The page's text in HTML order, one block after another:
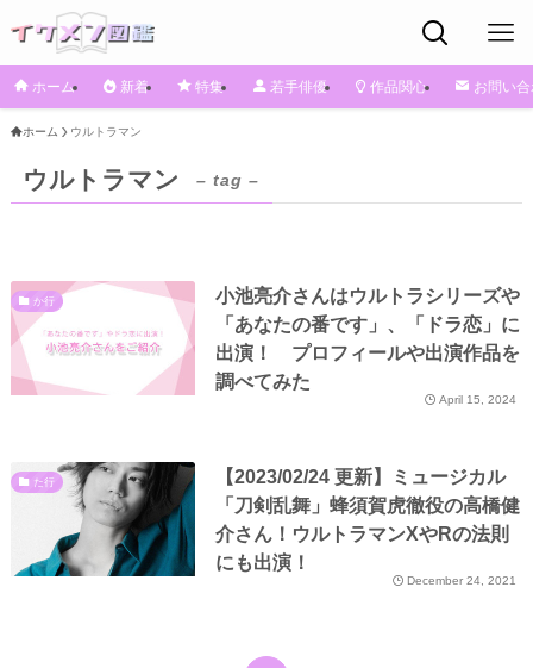
ホーム 新着 特集 若手俳優 作品関心 お問い
ホーム ウルトラマン
ウルトラマン – tag –
か行
小池亮介さんはウルトラシリーズや
「あなたの番です」、「ドラ恋」に
出演！ プロフィールや出演作品を
調べてみた
April 15, 2024
た行
【2023/02/24 更新】ミュージカル
「刀剣乱舞」蜂須賀虎徹役の高橋健
介さん！ウルトラマンXやRの法則
にも出演！
December 24, 2021